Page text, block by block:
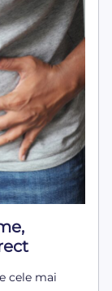
cele mai